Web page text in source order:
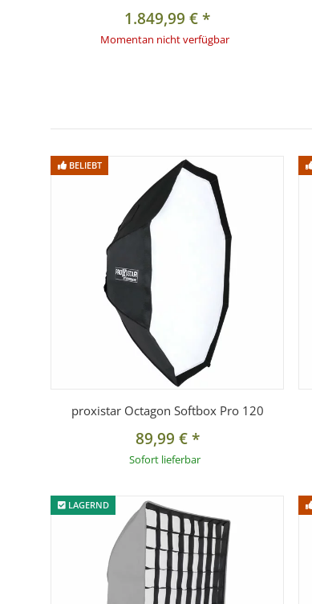
1.849,99 €*
Momentan nicht verfügbar
BELIEBT
proxistar Octagon Softbox Pro 120
89,99 €*
Sofort lieferbar
LAGERND